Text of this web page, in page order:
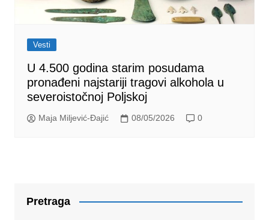
Vesti
U 4.500 godina starim posudama
pronađeni najstariji tragovi alkohola u
severoistočnoj Poljskoj
Maja Miljević-Đajić 08/05/2026 0
Pretraga